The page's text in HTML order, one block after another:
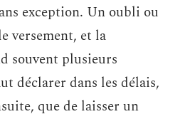
exception. Un oubli ou
versement, et la
souvent plusieurs
déclarer dans les délais,
que de laisser un